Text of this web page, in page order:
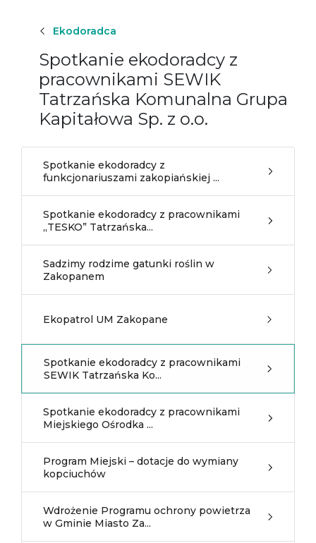
Ekodoradca
Spotkanie ekodoradcy z
pracownikami SEWIK
Tatrzańska Komunalna Grupa
Kapitałowa Sp. z o.o.
Spotkanie ekodoradcy z
funkcjonariuszami zakopiańskiej ...
Spotkanie ekodoradcy z pracownikami
,,TESKO” Tatrzańska...
Sadzimy rodzime gatunki roślin w
Zakopanem
Ekopatrol UM Zakopane
Spotkanie ekodoradcy z pracownikami
SEWIK Tatrzańska Ko...
Spotkanie ekodoradcy z pracownikami
Miejskiego Ośrodka ...
Program Miejski – dotacje do wymiany
kopciuchów
Wdrożenie Programu ochrony powietrza
w Gminie Miasto Za...